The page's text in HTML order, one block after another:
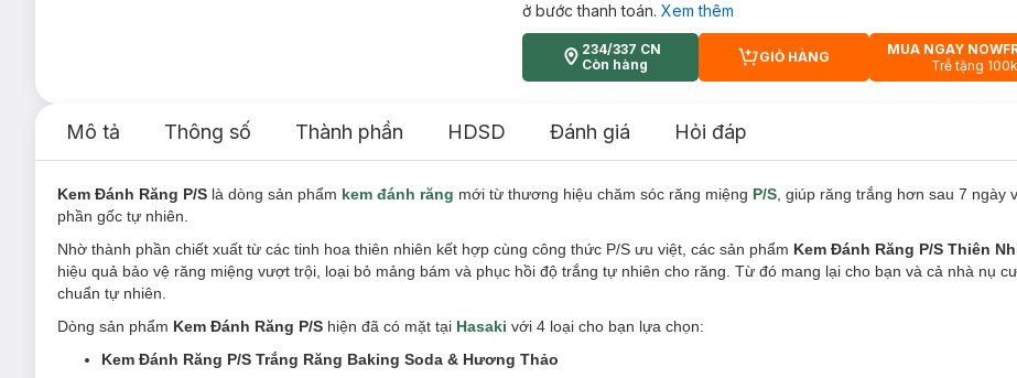
ở bước thanh toán. Xem thêm
234/337 CN
Còn hàng
CART PLUS ICON
GIỎ HÀNG
MUA NGAY
Trễ tặng 100k
Mô tả Thông số Thành phần HDSD Đánh giá Hỏi đáp
Kem Đánh Răng P/S là dòng sản phẩm kem đánh răng mới từ thương hiệu chăm sóc răng miệng P/S , giúp răng trắng hơn sau 7 ngày
phần gốc tự nhiên.
Nhờ thành phần chiết xuất từ các tinh hoa thiên nhiên kết hợp cùng công thức P/S ưu việt, các sản phẩm Kem Đánh Răng P/S Thiên
hiệu quả bảo vệ răng miệng vượt trội, loại bỏ mảng bám và phục hồi độ trắng tự nhiên cho răng. Từ đó mang lại cho bạn và cả nhà nụ
chuẩn tự nhiên.
Dòng sản phẩm Kem Đánh Răng P/S hiện đã có mặt tại Hasaki với 4 loại cho bạn lựa chọn:
Kem Đánh Răng P/S Trắng Răng Baking Soda & Hương Thảo